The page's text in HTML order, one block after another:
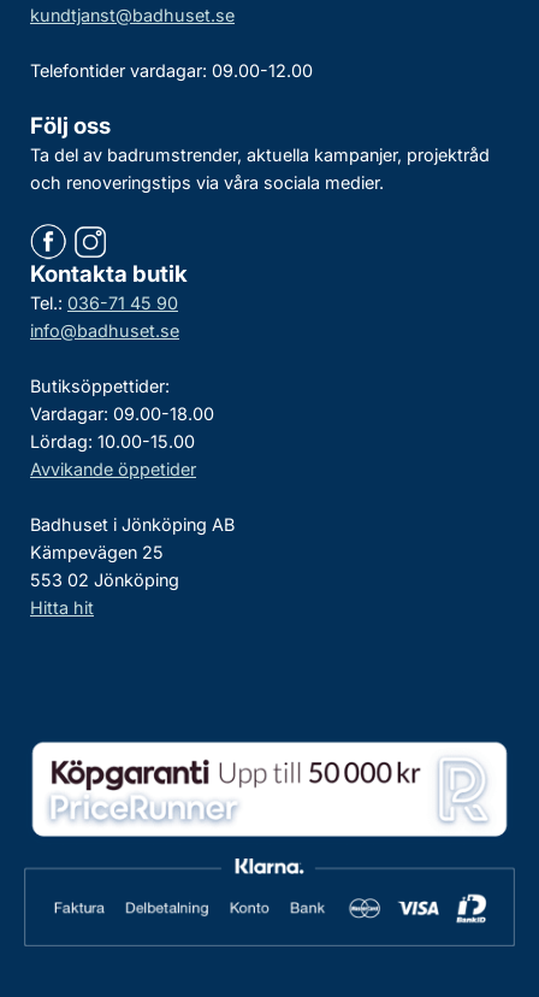
kundtjanst@badhuset.se
Telefontider vardagar: 09.00-12.00
Följ oss
Ta del av badrumstrender, aktuella kampanjer, projektråd
och renoveringstips via våra sociala medier.
Kontakta butik
Tel.: 036-71 45 90
info@badhuset.se
Butiksöppettider:
Vardagar: 09.00-18.00
Lördag: 10.00-15.00
Avvikande öppetider
Badhuset i Jönköping AB
Kämpevägen 25
553 02 Jönköping
Hitta hit